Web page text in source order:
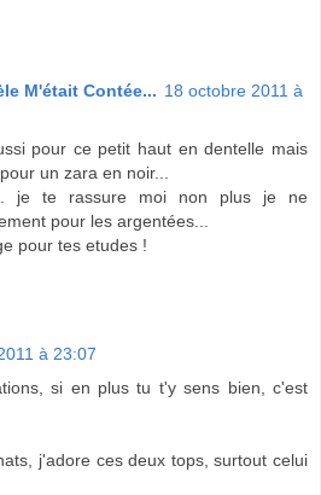
M'était Contée... 18 octobre 2011 à
pour ce petit haut en dentelle mais
un zara en noir...
je te rassure moi non plus je ne
pour les argentées...
pour tes etudes !
à 23:07
si en plus tu t'y sens bien, c'est
j'adore ces deux tops, surtout celui